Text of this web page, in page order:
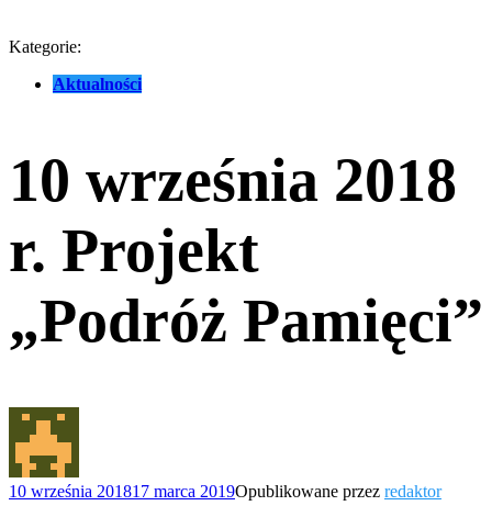
Kategorie:
Aktualności
10 września 2018
r. Projekt
„Podróż Pamięci”
10 września 201817 marca 2019Opublikowane przez redaktor